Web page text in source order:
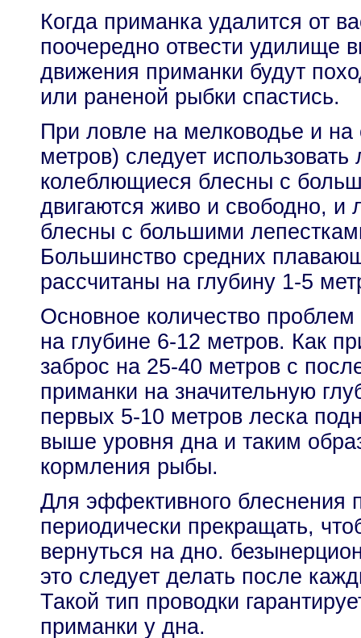
Когда приманка удалится от
поочередно отвести удилище
движения приманки будут
или раненой рыбки спастись.
При ловле на мелководье и на
метров) следует использовать
колеблющиеся блесны с
двигаются живо и свободно,
блесны с большими
Большинство средних
рассчитаны на глубину 1-5
Основное количество
на глубине 6-12 метров. Как
заброс на 25-40 метров с
приманки на значительную
первых 5-10 метров леска
выше уровня дна и таким
кормления рыбы.
Для эффективного блеснения
периодически прекращать,
вернуться на дно.
это следует делать после
Такой тип проводки
приманки у дна.